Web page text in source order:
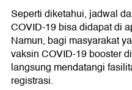
Seperti diketahui, jadwal
COVID-19 bisa didapat di
Namun, bagi masyarakat
vaksin COVID-19 booster
langsung mendatangi
registrasi.